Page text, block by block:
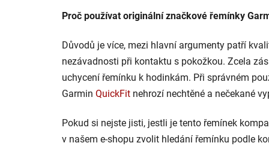
Proč používat originální značkové řemínky
Důvodů je více, mezi hlavní argumenty patří
nezávadnosti při kontaktu s pokožkou. Zcela
uchycení řemínku k hodinkám. Při správném
Garmin QuickFit nehrozí nechtěné a nečekané
Pokud si nejste jisti, jestli je tento řemínek
v našem e-shopu zvolit hledání řemínku podle